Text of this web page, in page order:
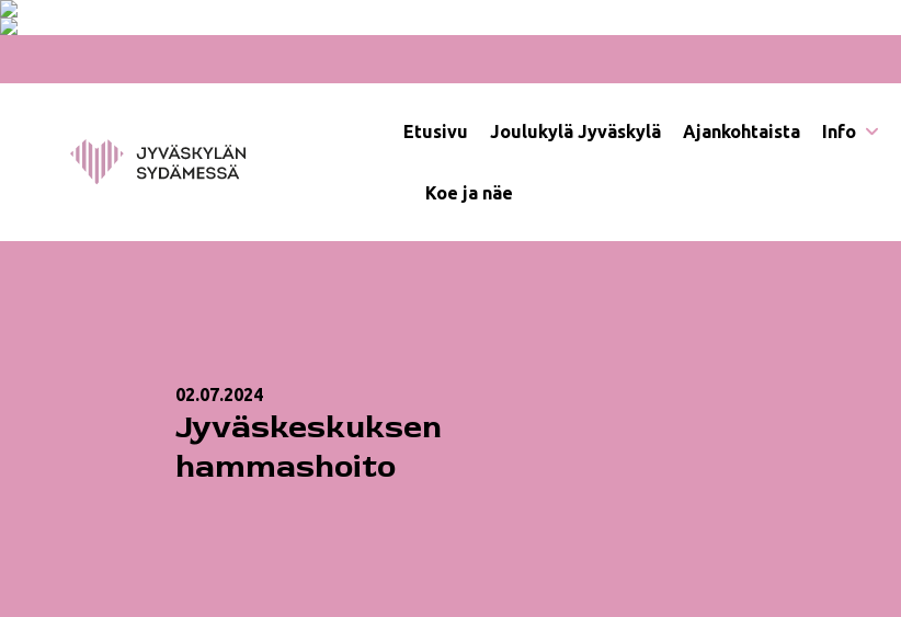
Etusivu Joulukylä Jyväskylä Ajankohtaista Info
Koe ja näe
02.07.2024
Jyväskeskuksen
hammashoito